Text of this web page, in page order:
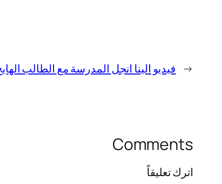
← فيديو الينا انجل المدرسة مع الطالب الهايج +18 كامل
Comments
اترك تعليقاً